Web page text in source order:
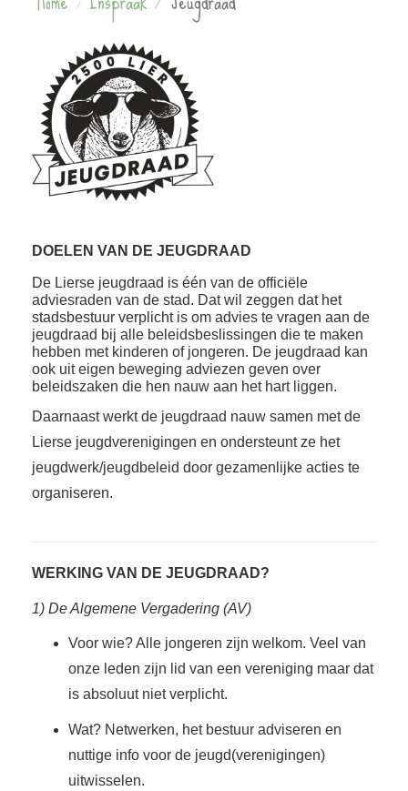
DOELEN VAN DE JEUGDRAAD
De Lierse jeugdraad is één van de officiële
adviesraden van de stad. Dat wil zeggen dat het
stadsbestuur verplicht is om advies te vragen aan de
jeugdraad bij alle beleidsbeslissingen die te maken
hebben met kinderen of jongeren. De jeugdraad kan
ook uit eigen beweging adviezen geven over
beleidszaken die hen nauw aan het hart liggen.
Daarnaast werkt de jeugdraad nauw samen met de
Lierse jeugdverenigingen en ondersteunt ze het
jeugdwerk/jeugdbeleid door gezamenlijke acties te
organiseren.
WERKING VAN DE JEUGDRAAD?
1) De Algemene Vergadering (AV)
Voor wie? Alle jongeren zijn welkom. Veel van
onze leden zijn lid van een vereniging maar dat
is absoluut niet verplicht.
Wat? Netwerken, het bestuur adviseren en
nuttige info voor de jeugd(verenigingen)
uitwisselen.